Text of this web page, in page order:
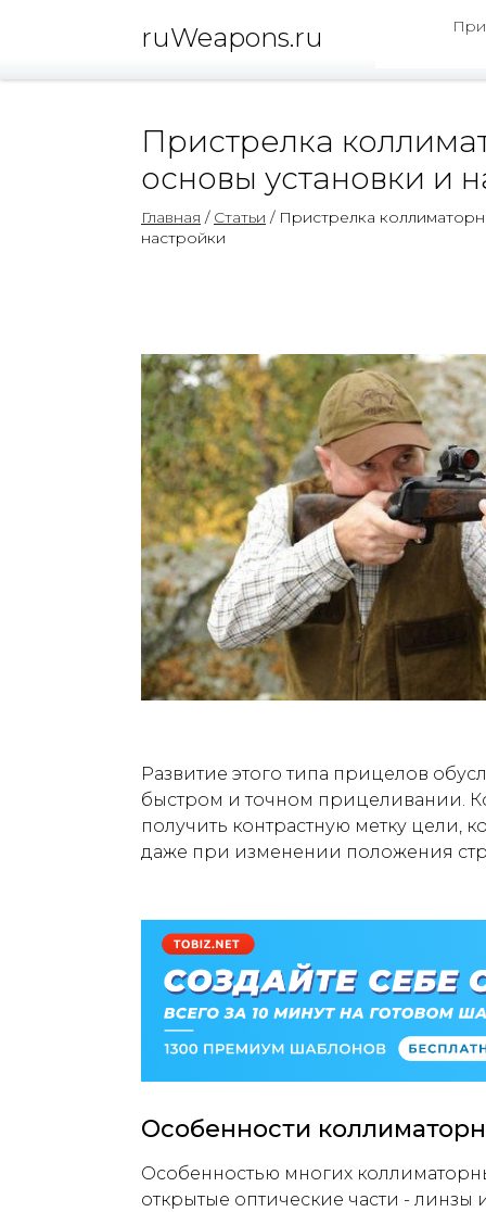
ruWeapons.ru
Пристрелка
основы установки и
Главная / Статьи / Пристрелка
настройки
Развитие этого типа прицелов
быстром и точном прицеливании.
получить контрастную метку цели,
даже при изменении положения
Особенности
Особенностью многих
открытые оптические части - линзы